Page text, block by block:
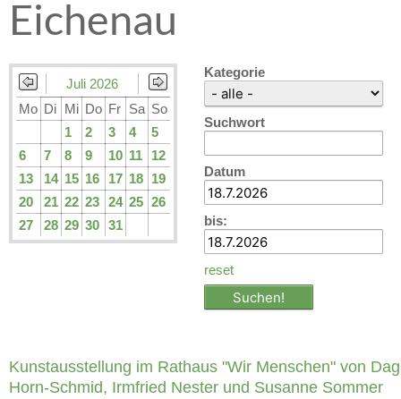
Eichenau
Juli 2026
Mo Di Mi Do Fr Sa So
1
2 3 4
5
6
7 8 9 10 11
12
13
14 15 16 17 18 19
20
21 22 23 24 25 26
27
28 29 30 31
Kategorie
Suchwort
Datum
bis:
reset
Kunstausstellung im Rathaus "Wir Menschen" von
Horn-Schmid, Irmfried Nester und Susanne Sommer